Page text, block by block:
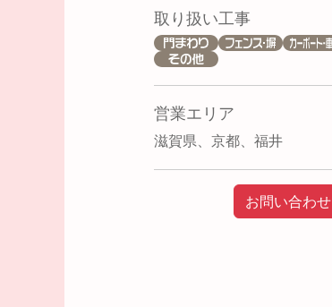
取り扱い工事
営業エリア
滋賀県、京都、福井
お問い合わせ